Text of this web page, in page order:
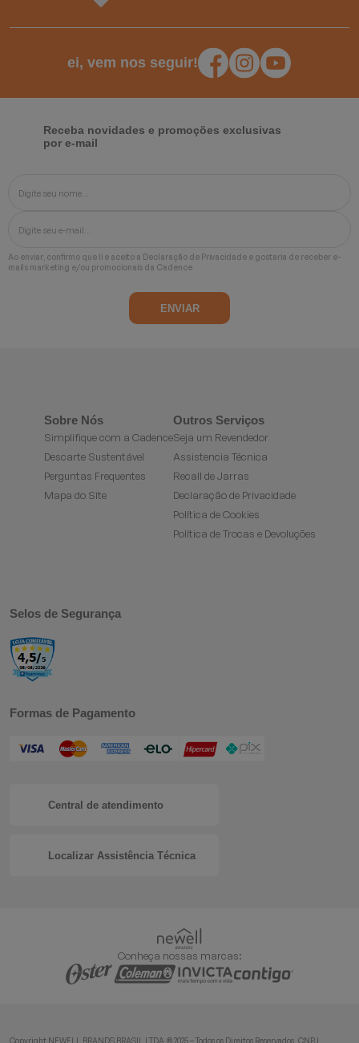
ei, vem nos seguir!
Receba novidades e promoções exclusivas
por e-mail
Ao enviar, confirmo que li e aceito a Declaração de Privacidade e gostaria de receber e-
mails marketing e/ou promocionais da Cadence
Sobre Nós
Simplifique com a Cadence
Descarte Sustentável
Perguntas Frequentes
Mapa do Site
Outros Serviços
Seja um Revendedor
Assistencia Técnica
Recall de Jarras
Declaração de Privacidade
Política de Cookies
Política de Trocas e Devoluções
Selos de Segurança
Formas de Pagamento
Central de atendimento
Localizar Assistência Técnica
Conheça nossas marcas:
Copyright NEWELL BRANDS BRASIL LTDA.® 2025 – Todos os Direitos Reservados. CNPJ